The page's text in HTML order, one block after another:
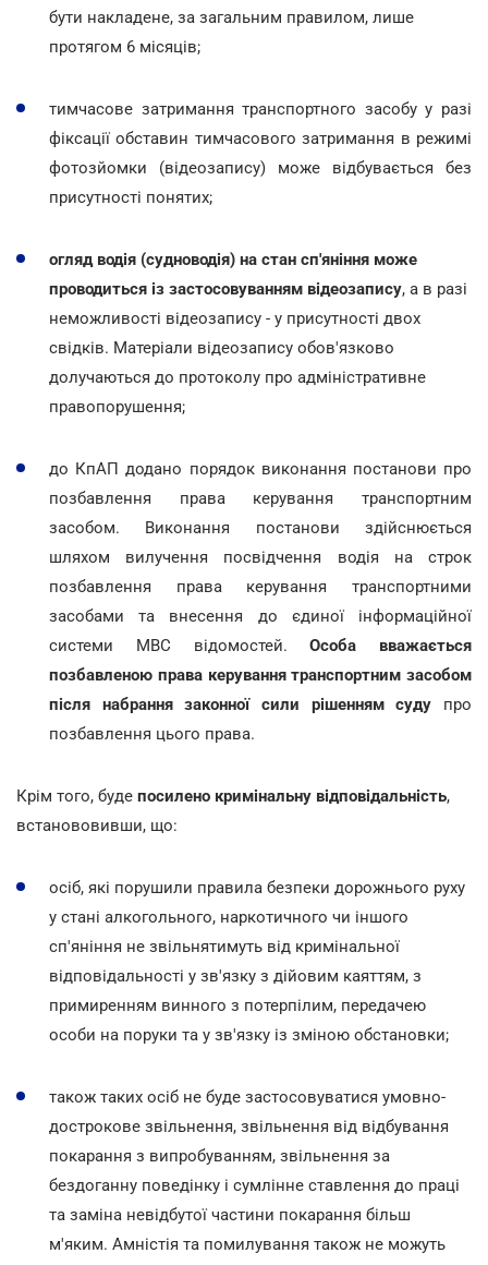
бути накладене, за загальним правилом, лише
протягом 6 місяців;
тимчасове затримання транспортного засобу у разі
фіксації обставин тимчасового затримання в режимі
фотозйомки (відеозапису) може відбувається без
присутності понятих;
огляд водія (судноводія) на стан сп'яніння може
проводиться із застосовуванням відеозапису, а в разі
неможливості відеозапису - у присутності двох
свідків. Матеріали відеозапису обов'язково
долучаються до протоколу про адміністративне
правопорушення;
до КпАП додано порядок виконання постанови про
позбавлення права керування транспортним
засобом. Виконання постанови здійснюється
шляхом вилучення посвідчення водія на строк
позбавлення права керування транспортними
засобами та внесення до єдиної інформаційної
системи МВС відомостей.Особа вважається
позбавленою права керування транспортним засобом
після набрання законної сили рішенням суду про
позбавлення цього права.
Крім того, буде посилено кримінальну відповідальність,
встанововивши, що:
осіб, які порушили правила безпеки дорожнього руху
у стані алкогольного, наркотичного чи іншого
сп'яніння не звільнятимуть від кримінальної
відповідальності у зв'язку з дійовим каяттям, з
примиренням винного з потерпілим, передачею
особи на поруки та у зв'язку із зміною обстановки;
також таких осіб не буде застосовуватися умовно-
дострокове звільнення, звільнення від відбування
покарання з випробуванням, звільнення за
бездоганну поведінку і сумлінне ставлення до праці
та заміна невідбутої частини покарання більш
м'яким. Амністія та помилування також не можуть